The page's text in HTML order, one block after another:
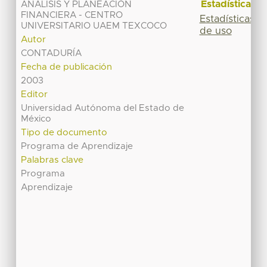
ANÁLISIS Y PLANEACIÓN
FINANCIERA - CENTRO
UNIVERSITARIO UAEM TEXCOCO
Autor
CONTADURÍA
Fecha de publicación
2003
Editor
Universidad Autónoma del Estado de
México
Tipo de documento
Programa de Aprendizaje
Palabras clave
Programa
Aprendizaje
Estadísticas
Estadísticas
de uso